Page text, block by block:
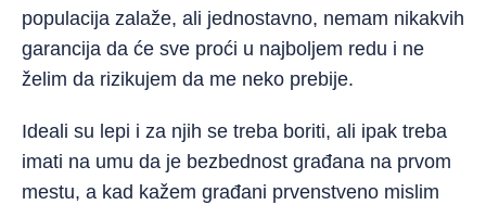
populacija zalaže, ali jednostavno, nemam nikakvih
garancija da će sve proći u najboljem redu i ne
želim da rizikujem da me neko prebije.
Ideali su lepi i za njih se treba boriti, ali ipak treba
imati na umu da je bezbednost građana na prvom
mestu, a kad kažem građani prvenstveno mislim